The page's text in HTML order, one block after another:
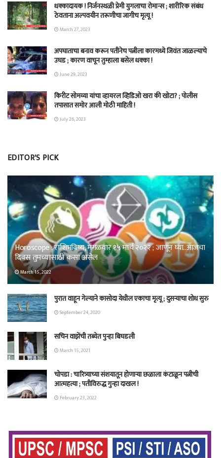
धक्कादायक ! निर्जनस्थळी प्रेमी युगलाचा रोमान्स ; शारीरिक संबंध
ठेवताना अल्पवयीन तरूणीचा जागीच मृत्यू !
March 27, 2023
अपघाताचा बनाव करून पतीनेच‎ पत्नीला कारमध्ये जिवंत जाळल्याचे
उघड ; कारण वाचून तुम्हाला बसेल धक्का !
June 29, 2023
किरीट सोमय्या यांचा व्हायरल व्हिडिओ खरा की खोटा? ; पोलीस
तपासात समोर आली मोठी माहिती !
July 26, 2023
EDITOR'S PICK
Horoscope : राशिभविष्य, मंगळवार १५ मार्च २०२२ ; जाणून घ्या..आजचा
दिवस तुमच्यासाठी कसा असेल
March 15, 2022
पुरात वाहून गेल्याने कासोदा येथील एकाचा मृत्यू ; दुसऱ्याचा शोध सुरु
September 24, 2020
सचिन वाझेंची तब्येत पुन्हा बिघडली
March 15, 2021
चोपडा : चारित्र्याच्या संशयातून होणाऱ्या छळाला कंटाळून पत्नीची
आत्महत्या ; पतीविरुद्ध गुन्हा दाखल !
February 23, 2022